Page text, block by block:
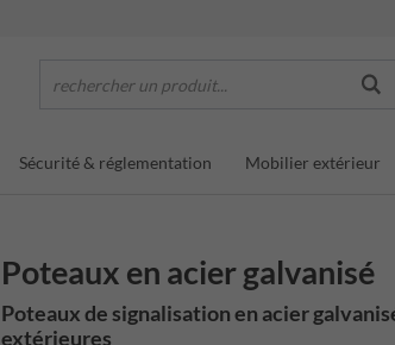
rechercher un produit...
Sécurité & réglementation Mobilier extérieur
Poteaux en acier galvanisé
Poteaux de signalisation en acier
extérieures